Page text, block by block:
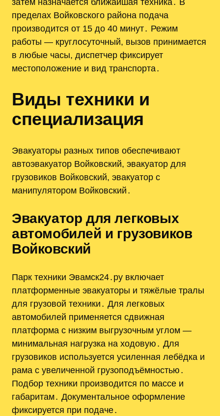
пределах Войковского районa подача
производится от 15 до 40 минут․ Режим
работы — круглосуточный, вызов принимается
в любые часы, диспетчер фиксирует
местоположение и вид транспорта․
Виды техники и
специализация
Эвакуаторы разных типов обеспечивают
автоэвакуатор Войковский, эвакуатор для
грузовиков Войковский, эвакуатор с
манипулятором Войковский․
Эвакуатор для легковых
автомобилей и грузовиков
Войковский
Парк техники Эвамск24․ру включает
платформенные эвакуаторы и тяжёлые тралы
для грузовой техники․ Для легковых
автомобилей применяется сдвижная
платформа с низким выгрузочным углом —
минимальная нагрузка на ходовую․ Для
грузовиков используется усиленная лебёдка и
рама с увеличенной грузоподъёмностью․
Подбор техники производится по массе и
габаритам․ Документальное оформление
фиксируется при подаче․